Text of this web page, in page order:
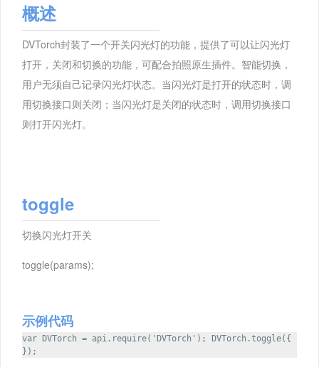
概述
DVTorch封装了一个开关闪光灯的功能，提供了可以让闪光灯
打开，关闭和切换的功能，可配合拍照原生插件。智能切换，
用户无须自己记录闪光灯状态。当闪光灯是打开的状态时，调
用切换接口则关闭；当闪光灯是关闭的状态时，调用切换接口
则打开闪光灯。
toggle
切换闪光灯开关
toggle(params);
示例代码
var DVTorch = api.require('DVTorch'); DVTorch.toggle({
});